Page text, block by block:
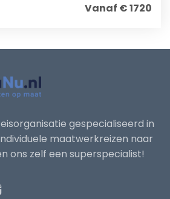
Vanaf € 1720
gespecialiseerd in
maatwerkreizen naar
ons zelf een superspecialist!